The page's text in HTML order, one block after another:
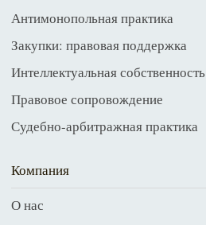
Антимонопольная практика
Закупки: правовая поддержка
Интеллектуальная собственность
Правовое сопровождение
Судебно-арбитражная практика
Компания
О нас